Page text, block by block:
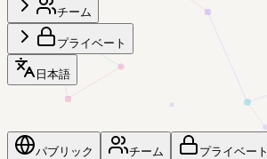
チーム
プライベート
日本語
パブリック チーム プライベート